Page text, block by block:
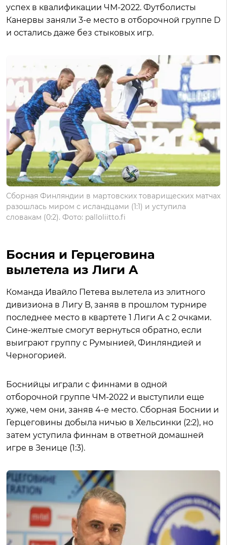
успех в квалификации ЧМ-2022. Футболисты
Канервы заняли 3-е место в отборочной группе D
и остались даже без стыковых игр.
Сборная Финляндии в мартовских товарищеских матчах
разошлась миром с исландцами (1:1) и уступила
словакам (0:2). Фото: palloliitto.fi
Босния и Герцеговина
вылетела из Лиги A
Команда Ивайло Петева вылетела из элитного
дивизиона в Лигу B, заняв в прошлом турнире
последнее место в квартете 1 Лиги A с 2 очками.
Сине-желтые смогут вернуться обратно, если
выиграют группу с Румынией, Финляндией и
Черногорией.
Боснийцы играли с финнами в одной
отборочной группе ЧМ-2022 и выступили еще
хуже, чем они, заняв 4-е место. Сборная Боснии и
Герцеговины добыла ничью в Хельсинки (2:2), но
затем уступила финнам в ответной домашней
игре в Зенице (1:3).